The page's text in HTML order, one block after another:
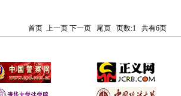
首页 上一页 下一页 尾页 页数:1 共有6页